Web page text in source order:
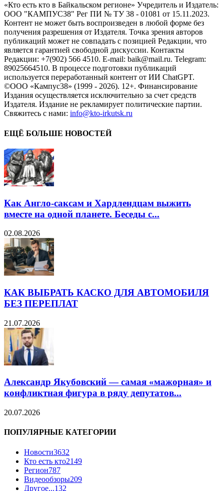
«Кто есть кто в Байкальском регионе» Учредитель и Издатель:
ООО "КАМПУС38" Рег ПИ № ТУ 38 - 01081 от 15.11.2023.
Контент не может быть воспроизведен в любой форме без
получения разрешения от Издателя. Точка зрения авторов
публикаций может не совпадать с позицией Редакции, что
является гарантией свободной дискуссии. Контакты
Редакции: +7(902) 566 4510. E-mail: baik@mail.ru. Telegram:
89025664510. В процессе подготовки публикаций
используется переработанный контент от ИИ ChatGPT.
©ООО «Кампус38» (1999 - 2026). 12+. Финансирование
Издания осуществляется исключительно за счет средств
Издателя. Издание не рекламирует политические партии.
Свяжитесь с нами: info@kto-irkutsk.ru
ЕЩЁ БОЛЬШЕ НОВОСТЕЙ
Как Англо-саксам и Хардлендцам выжить
вместе на одной планете. Беседы с...
02.08.2026
КАК ВЫБРАТЬ КАСКО ДЛЯ АВТОМОБИЛЯ
БЕЗ ПЕРЕПЛАТ
21.07.2026
Александр Якубовский — самая «мажорная» и
конфликтная фигура в ряду депутатов...
20.07.2026
ПОПУЛЯРНЫЕ КАТЕГОРИИ
Новости3632
Кто есть кто2149
Регион787
Видеообзоры209
Другое...132